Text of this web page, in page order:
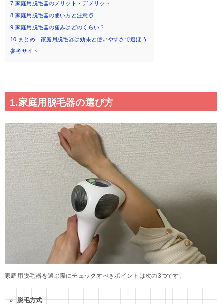
7.家庭用脱毛器のメリット・デメリット
8.家庭用脱毛器の使い方と注意点
9.家庭用脱毛器の痛みはどのくらい？
10.まとめ｜家庭用脱毛器は効果と使いやすさで選ぼう
参考サイト
1.家庭用脱毛器の選び方
家庭用脱毛器を選ぶ際にチェックすべきポイントは次の3つです。
脱毛方式